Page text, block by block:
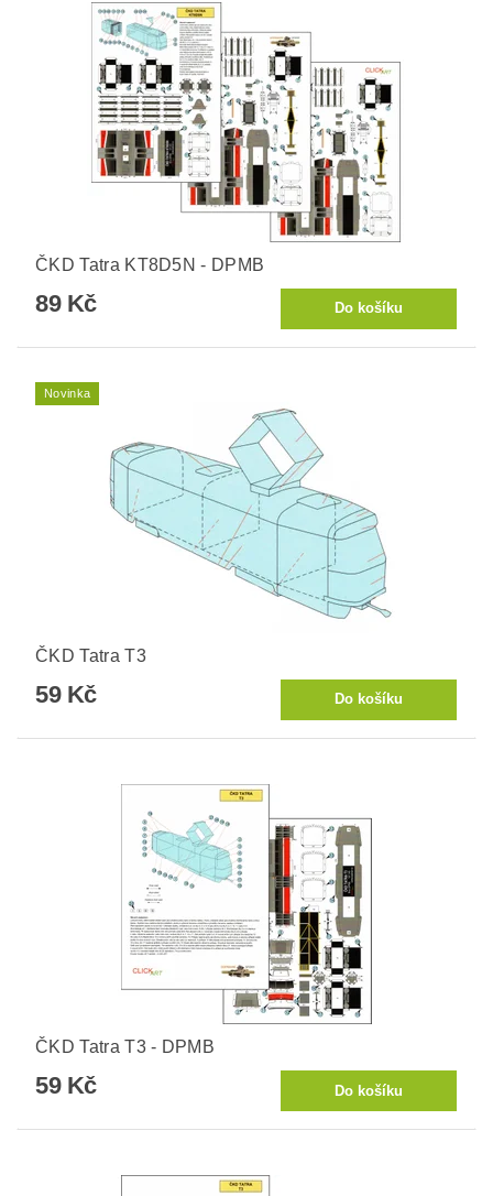
ČKD Tatra KT8D5N - DPMB
89 Kč
Novinka
ČKD Tatra T3
59 Kč
ČKD Tatra T3 - DPMB
59 Kč